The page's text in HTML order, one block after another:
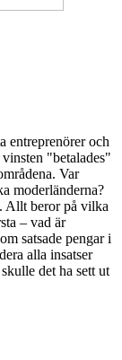
entreprenörer och
"betalades"
Var
moderländerna?
Allt beror på vilka
– vad är
satsade pengar i
alla insatser
det ha sett ut